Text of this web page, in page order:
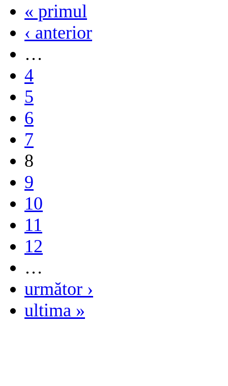
« primul
‹ anterior
…
4
5
6
7
8
9
10
11
12
…
următor ›
ultima »